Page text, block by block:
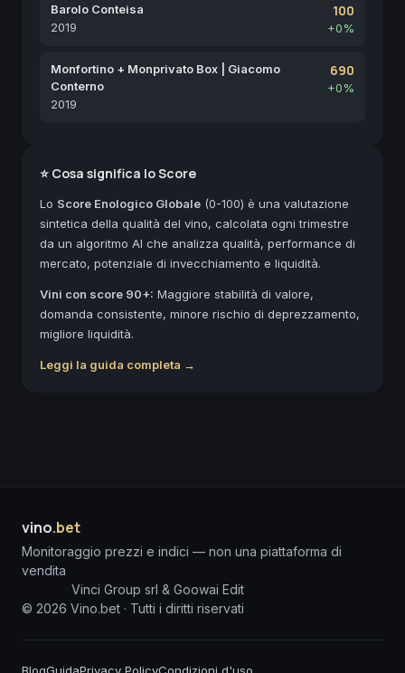
Barolo Conteisa
2019
100
+0%
Monfortino + Monprivato Box | Giacomo
Conterno
2019
690
+0%
⭐ Cosa significa lo Score
Lo Score Enologico Globale (0-100) è una valutazione
sintetica della qualità del vino, calcolata ogni trimestre
da un algoritmo AI che analizza qualità, performance di
mercato, potenziale di invecchiamento e liquidità.
Vini con score 90+: Maggiore stabilità di valore,
domanda consistente, minore rischio di deprezzamento,
migliore liquidità.
Leggi la guida completa →
vino.bet
Monitoraggio prezzi e indici — non una piattaforma di
vendita
Vinci Group srl & Goowai Edit
© 2026 Vino.bet · Tutti i diritti riservati